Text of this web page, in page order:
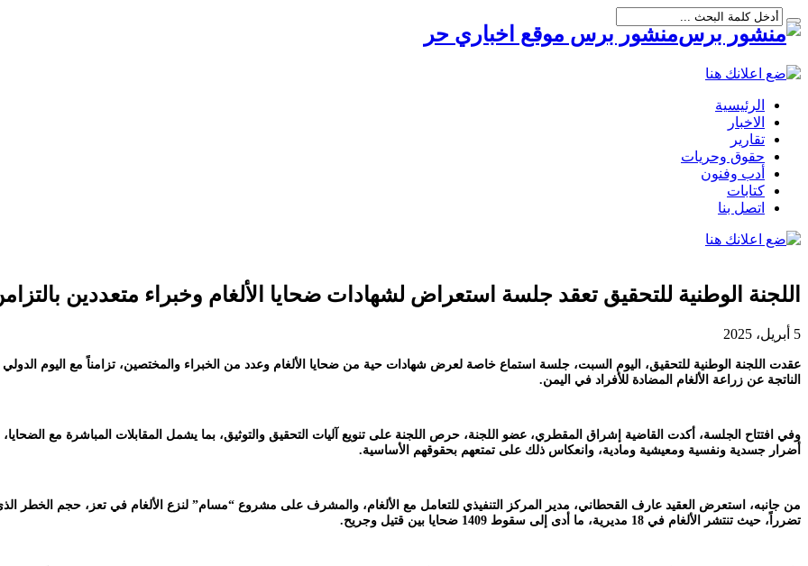
منشور برس موقع اخباري حر
الرئيسية
الاخبار
تقارير
حقوق وحريات
أدب وفنون
كتابات
اتصل بنا
اللجنة الوطنية للتحقيق تعقد جلسة استعراض لشهادات ضحايا الألغام وخبراء متعددين
5 أبريل، 2025
عقدت اللجنة الوطنية للتحقيق، اليوم السبت، جلسة استماع خاصة لعرض شهادات حية من ضحايا الألغام وعدد من الخبراء والمختصين، تزامناً مع اليوم الدولي
الناتجة عن زراعة الألغام المضادة للأفراد في اليمن.
وفي افتتاح الجلسة، أكدت القاضية إشراق المقطري، عضو اللجنة، حرص اللجنة على تنويع آليات التحقيق والتوثيق، بما يشمل المقابلات المباشرة مع
أضرار جسدية ونفسية ومعيشية ومادية، وانعكاس ذلك على تمتعهم بحقوقهم الأساسية.
من جانبه، استعرض العقيد عارف القحطاني، مدير المركز التنفيذي للتعامل مع الألغام، والمشرف على مشروع “مسام” لنزع الألغام في تعز، حجم الخطر
تضرراً، حيث تنتشر الألغام في 18 مديرية، ما أدى إلى سقوط 1409 ضحايا بين قتيل وجريح.